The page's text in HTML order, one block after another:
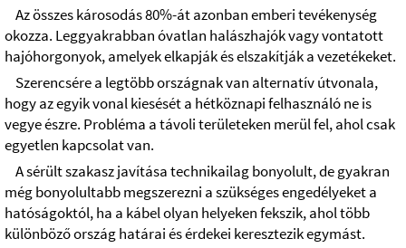
Az összes károsodás 80%-át azonban emberi tevékenység
okozza. Leggyakrabban óvatlan halászhajók vagy vontatott
hajóhorgonyok, amelyek elkapják és elszakítják a vezetékeket.
Szerencsére a legtöbb országnak van alternatív útvonala,
hogy az egyik vonal kiesését a hétköznapi felhasználó ne is
vegye észre. Probléma a távoli területeken merül fel, ahol csak
egyetlen kapcsolat van.
A sérült szakasz javítása technikailag bonyolult, de gyakran
még bonyolultabb megszerezni a szükséges engedélyeket a
hatóságoktól, ha a kábel olyan helyeken fekszik, ahol több
különböző ország határai és érdekei keresztezik egymást.